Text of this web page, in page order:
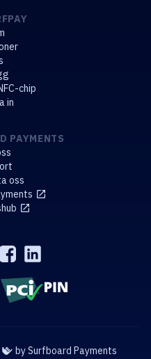
chip
in
PAYMENTS
oss
by Surfboard Payments